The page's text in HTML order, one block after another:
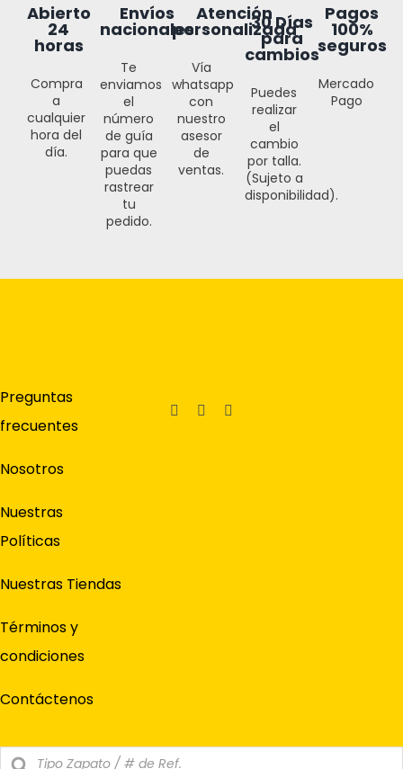
Abierto
24
horas
Compra
a
cualquier
hora del
día.
Envíos
nacionales
Te
enviamos
el
número
de guía
para que
puedas
rastrear
tu
pedido.
Atención
personalizada
Vía
whatsapp
con
nuestro
asesor
de
ventas.
30 Días
para
cambios
Puedes
realizar
el
cambio
por talla.
(Sujeto a
disponibilidad).
Pagos
100%
seguros
Mercado
Pago
Preguntas
frecuentes
Nosotros
Nuestras
Políticas
Nuestras Tiendas
Términos y
condiciones
Contáctenos
Búsqueda